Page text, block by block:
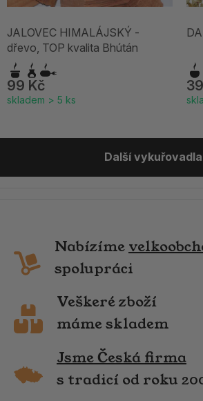
JALOVEC HIMALÁJSKÝ -
dřevo, TOP kvalita Bhútán
99 Kč
skladem > 5 ks
Další vykuřovadla
Nabízíme
spolupráci
Veškeré zboží
máme skladem
Jsme Česká firma
s tradicí od roku